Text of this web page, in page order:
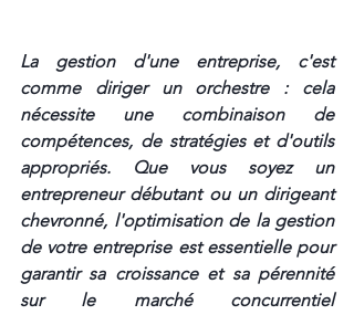
La gestion d'une entreprise, c'est
comme diriger un orchestre : cela
nécessite une combinaison de
compétences, de stratégies et d'outils
appropriés. Que vous soyez un
entrepreneur débutant ou un dirigeant
chevronné, l'optimisation de la gestion
de votre entreprise est essentielle pour
garantir sa croissance et sa pérennité
sur le marché concurrentiel